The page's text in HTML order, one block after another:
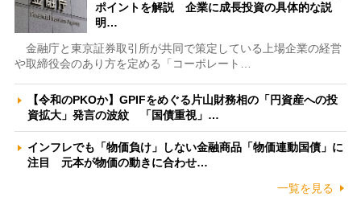
ポイントを解説 企業に成長投資の具体的な説
明…
金融庁と東京証券取引所が共同で策定している上場企業の経営
や取締役会のあり方を定める「コーポレート…
【令和のPKOか】GPIFをめぐる片山財務相の「円資産への投
資拡大」発言の波紋 「国債重視」…
インフレでも「物価負け」しない金融商品「物価連動国債」に
注目 元本が物価の動きに合わせ…
一覧を見る